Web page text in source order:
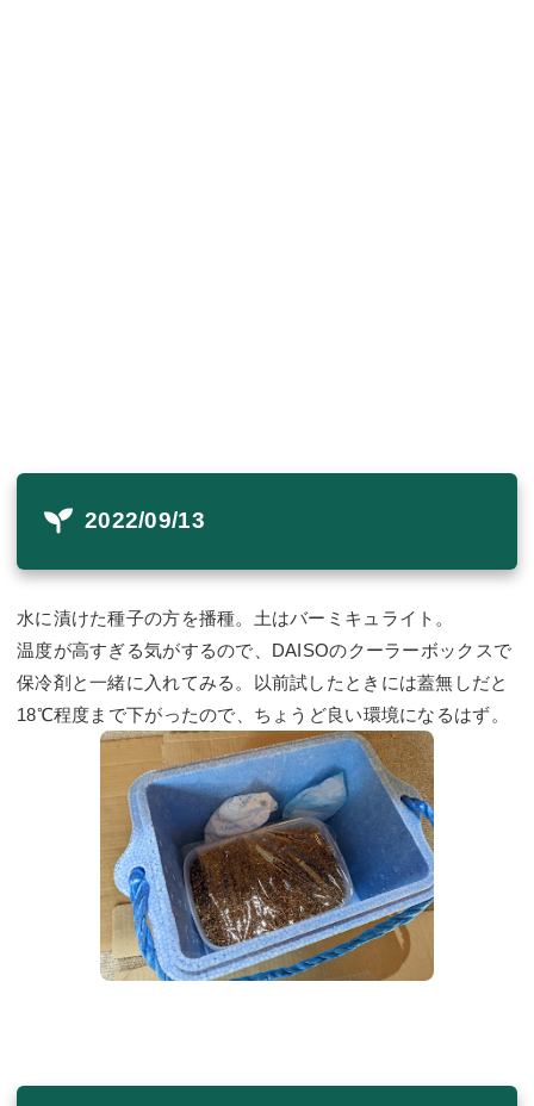
2022/09/13
水に漬けた種子の方を播種。土はバーミキュライト。
温度が高すぎる気がするので、DAISOのクーラーボックスで
保冷剤と一緒に入れてみる。以前試したときには蓋無しだと
18℃程度まで下がったので、ちょうど良い環境になるはず。